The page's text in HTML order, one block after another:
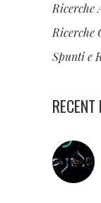
Ricerche
Ricerche
Spunti e